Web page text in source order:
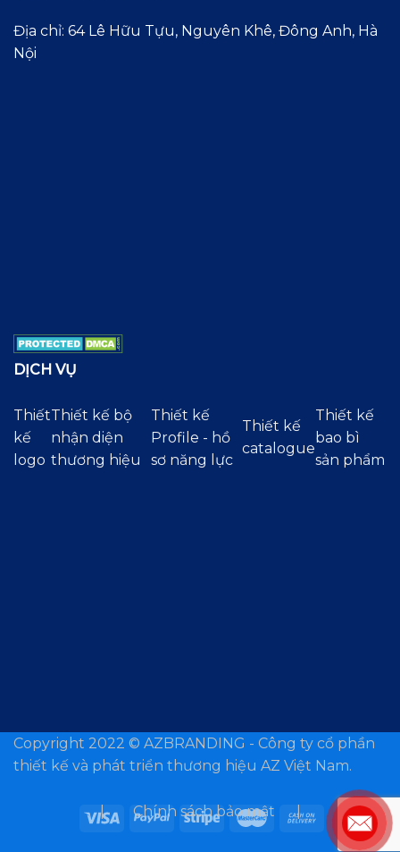
Địa chỉ: 64 Lê Hữu Tựu, Nguyên Khê, Đông Anh, Hà
Nội
DỊCH VỤ
Thiết
kế
logo
Thiết kế bộ
nhận diện
thương hiệu
Thiết kế
Profile - hồ
sơ năng lực
Thiết kế
catalogue
Thiết kế
bao bì
sản phẩm
Copyright 2022 © AZBRANDING - Công ty cổ phần
thiết kế và phát triển thương hiệu AZ Việt Nam.
| Chính sách bảo mật |